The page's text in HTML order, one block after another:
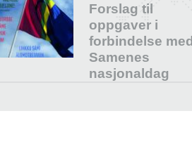
Forslag til
oppgaver i
forbindelse med
Samenes
nasjonaldag